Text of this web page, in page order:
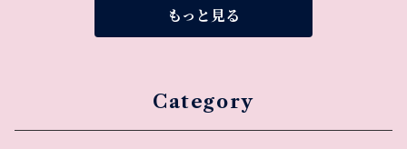
もっと見る
Category